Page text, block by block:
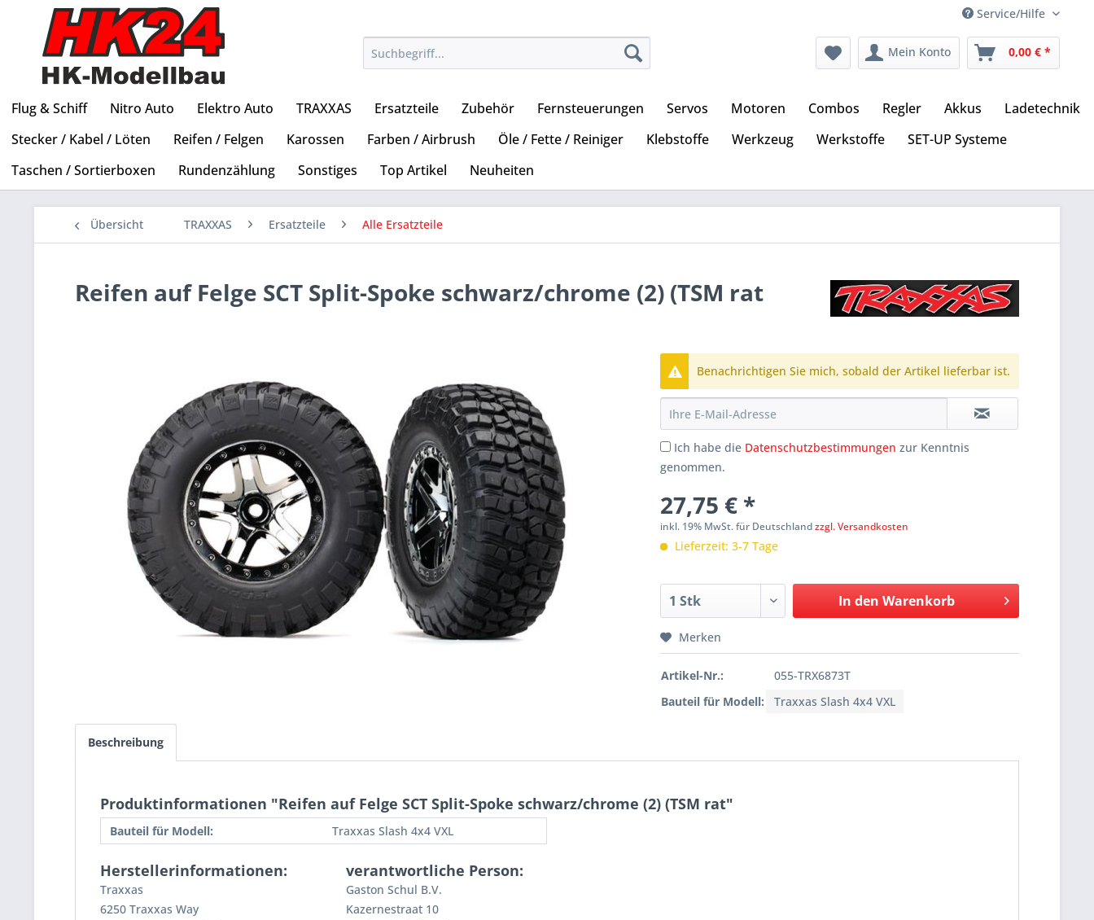
Service/Hilfe
Mein Konto 0,00 € *
Flug & Schiff Nitro Auto Elektro Auto TRAXXAS Ersatzteile Zubehör Fernsteuerungen Servos Motoren Combos Regler Akkus
Ladetechnik
Stecker / Kabel / Löten
Reifen / Felgen Karossen Farben / Airbrush Öle / Fette / Reiniger Klebstoffe Werkzeug Werkstoffe
SET-UP Systeme
Taschen / Sortierboxen
Rundenzählung Sonstiges Top Artikel Neuheiten
Übersicht TRAXXAS Ersatzteile Alle Ersatzteile
Reifen auf Felge SCT Split-Spoke schwarz/chrome (2) (TSM rat
Benachrichtigen Sie mich, sobald der Artikel lieferbar ist.
Ich habe die Datenschutzbestimmungen zur Kenntnis
genommen.
27,75 € *
inkl. 19% MwSt. für Deutschlandzzgl. Versandkosten
Lieferzeit: 3-7 Tage
In den Warenkorb
Merken
Artikel-Nr.:
055-TRX6873T
Bauteil für Modell:
Traxxas Slash 4x4 VXL
Beschreibung
Produktinformationen "Reifen auf Felge SCT Split-Spoke schwarz/chrome (2) (TSM rat"
Bauteil für Modell: Traxxas Slash 4x4 VXL
Herstellerinformationen:
Traxxas
6250 Traxxas Way
verantwortliche Person:
Gaston Schul B.V.
Kazernestraat 10